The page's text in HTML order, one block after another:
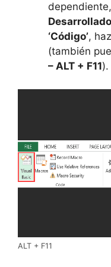
‘Código’,
(también
– ALT + F11).
ALT + F11